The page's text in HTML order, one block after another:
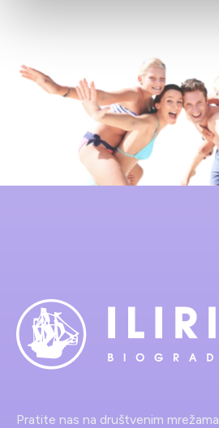
Pratite nas na društvenim mrežama.